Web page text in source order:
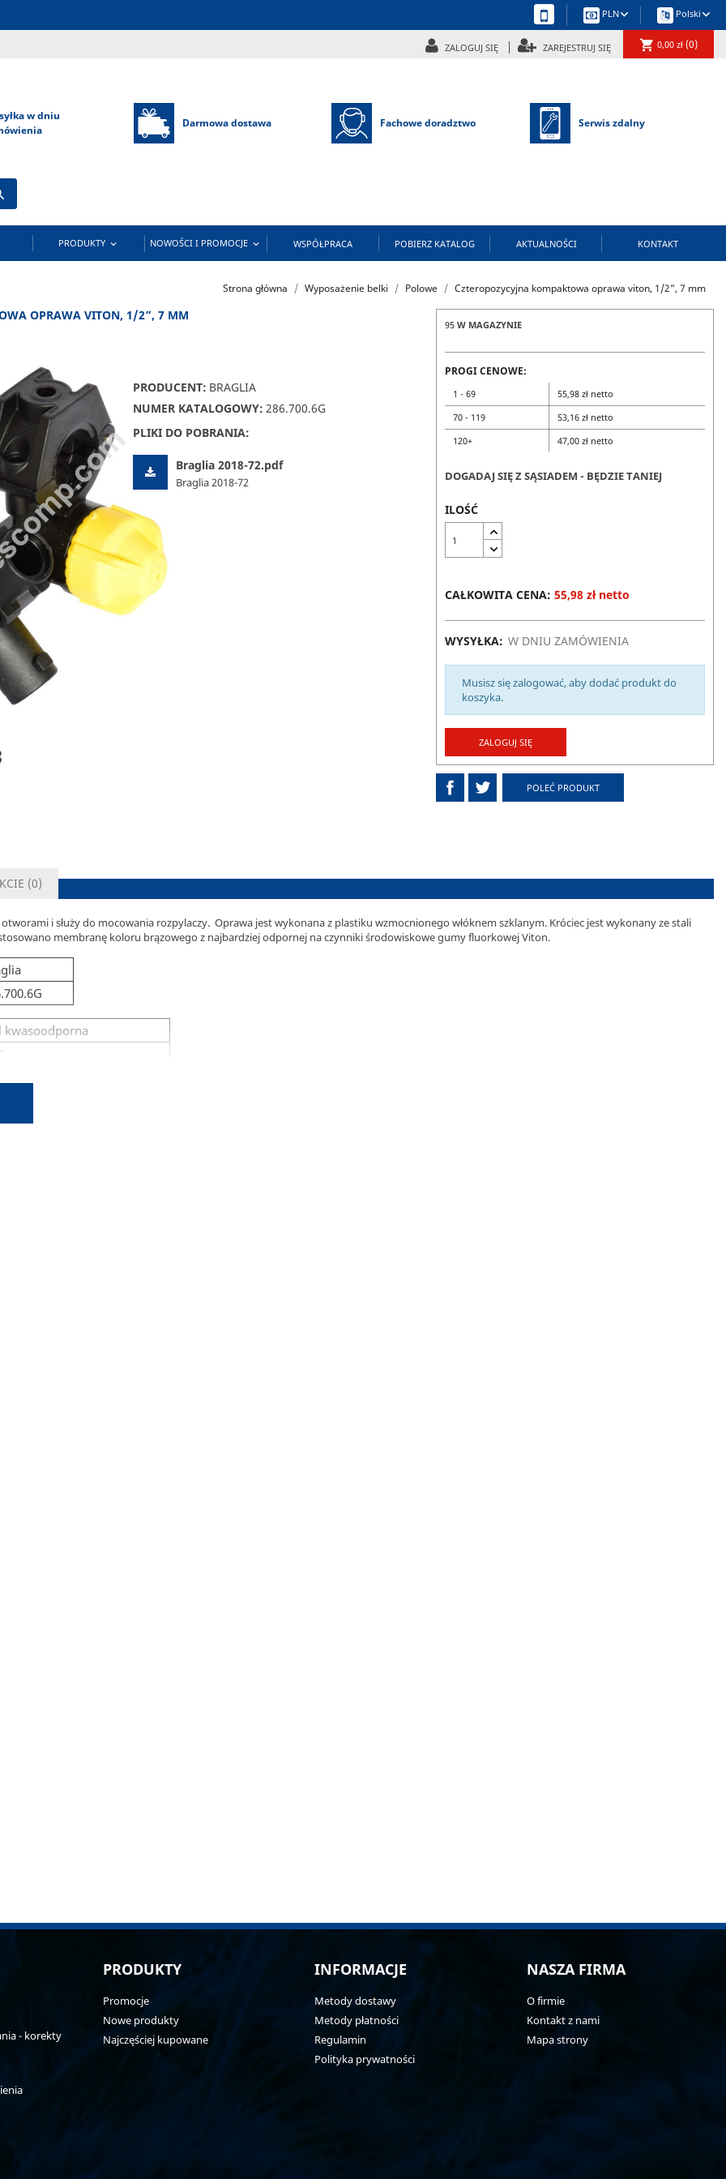
PLNkeyboard_arrow_down Polskikeyboard_arrow_down
ZALOGUJ SIĘ ZAREJESTRUJ SIĘ shopping_cart 0,00 zł (0)
w dniu
Darmowa dostawa Fachowe doradztwo Serwis zdalny
PRODUKTY  NOWOŚCI I PROMOCJE  WSPÓŁPRACA POBIERZ KATALOG AKTUALNOŚCI KONTAKT
Strona główna Wyposażenie belki Polowe Czteropozycyjna kompaktowa oprawa viton, 1/2”, 7 mm
OPRAWA VITON, 1/2”, 7 MM
PRODUCENT: BRAGLIA
NUMER KATALOGOWY: 286.700.6G
PLIKI DO POBRANIA:
Braglia 2018-72.pdf
Braglia 2018-72
95 W MAGAZYNIE
PROGI CENOWE:
1 - 69
55,98 zł netto
70 - 119
53,16 zł netto
120+
47,00 zł netto
DOGADAJ SIĘ Z SĄSIADEM - BĘDZIE TANIEJ
ILOŚĆ
CAŁKOWITA CENA: 55,98 zł netto
WYSYŁKA: W DNIU ZAMÓWIENIA
Musisz się zalogować, aby dodać produkt do
koszyka.
ZALOGUJ SIĘ
POLEĆ PRODUKT
(0)
i służy do mocowania rozpylaczy. Oprawa jest wykonana z plastiku wzmocnionego włóknem szklanym. Króciec jest wykonany ze stali
membranę koloru brązowego z najbardziej odpornej na czynniki środowiskowe gumy fluorkowej Viton.
kwasoodporna
- korekty
PRODUKTY
Promocje
Nowe produkty
Najczęściej kupowane
INFORMACJE
Metody dostawy
Metody płatności
Regulamin
Polityka prywatności
NASZA FIRMA
O firmie
Kontakt z nami
Mapa strony